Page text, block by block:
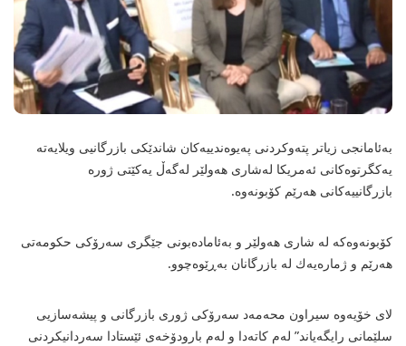
بەئامانجی زیاتر پتەوكردنی پەیوەندییەكان شاندێكی بازرگانیی ویلایەتە
یەكگرتوەكانی ئەمریكا لەشاری هەولێر لەگەڵ یەكێتی ژورە
بازرگانییەكانی هەرێم كۆبونەوە.
كۆبونەوەكە لە شاری هەولێر و بەئامادەبونی جێگری سەرۆكی حكومەتی
هەرێم و ژمارەیەك لە بازرگانان بەڕێوەچوو.
لای خۆیەوە سیراون محەمەد سەرۆكی ژوری بازرگانی و پیشەسازیی
سلێمانی رایگەیاند” لەم كاتەدا و لەم بارودۆخەی ئێستادا سەردانیكردنی